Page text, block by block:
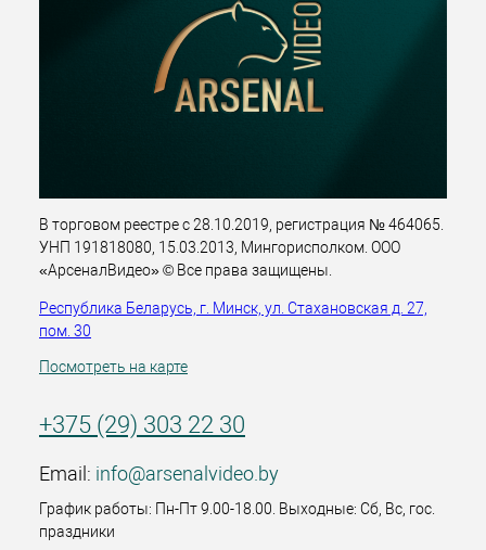
В торговом реестре с 28.10.2019, регистрация № 464065.
УНП 191818080, 15.03.2013, Мингорисполком. ООО
«АрсеналВидео» © Все права защищены.
Республика Беларусь, г. Минск, ул. Стахановская д. 27,
пом. 30
Посмотреть на карте
+375 (29) 303 22 30
Email: info@arsenalvideo.by
График работы: Пн-Пт 9.00-18.00. Выходные: Сб, Вс, гос.
праздники